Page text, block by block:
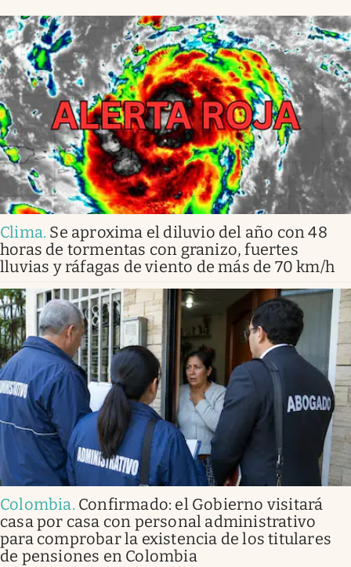
Clima. Se aproxima el diluvio del año con 48
horas de tormentas con granizo, fuertes
lluvias y ráfagas de viento de más de 70 km/h
Colombia. Confirmado: el Gobierno visitará
casa por casa con personal administrativo
para comprobar la existencia de los titulares
de pensiones en Colombia